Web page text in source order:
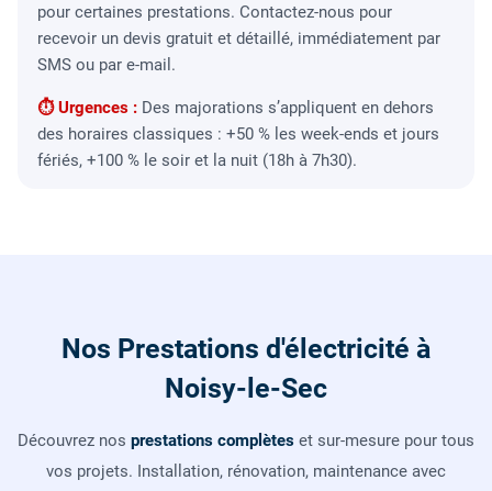
pour certaines prestations. Contactez-nous pour
recevoir un devis gratuit et détaillé, immédiatement par
SMS ou par e-mail.
⏱ Urgences : Des majorations s’appliquent en dehors
des horaires classiques : +50 % les week-ends et jours
fériés, +100 % le soir et la nuit (18h à 7h30).
Nos Prestations d'électricité à
Noisy-le-Sec
Découvrez nos prestations complètes et sur-mesure pour tous
vos projets. Installation, rénovation, maintenance avec